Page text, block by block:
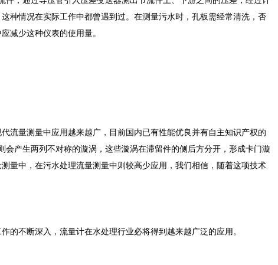
种情况在实际工作中都曾遇到过。在测量污水时，孔板需经常清洗，否
减少这种仪表的使用量。
量测量中应用越来越广，目前国内已有性能优良并有自主知识产权的
产生两列不对称的漩涡，这些漩涡在滞留件的侧后方分开，形成卡门漩
量中，在污水处理流量测量中则较高少应用，我们相信，随着这项技术
不断深入，流量计在水处理行业必将得到越来越广泛的应用。